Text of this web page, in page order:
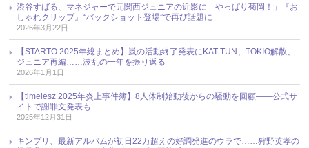
渋谷すばる、マネジャーで元関西ジュニアの近影に「やっぱり菊岡！」『お
しゃれクリップ』“バックショット登場”で再び話題に
2026年3月22日
【STARTO 2025年総まとめ】嵐の活動終了発表にKAT-TUN、TOKIO解散、
ジュニア再編……波乱の一年を振り返る
2026年1月1日
【timelesz 2025年炎上事件簿】8人体制始動後からの騒動を回顧――公式サ
イトで謝罪文発表も
2025年12月31日
キンプリ、最新アルバムが初日22万超えの好調発進のウラで……狩野英孝の